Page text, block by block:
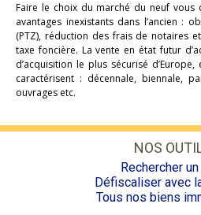
Faire le choix du marché du neuf vous
avantages inexistants dans l’ancien :
(PTZ), réduction des frais de notaires
taxe foncière. La vente en état futur
d’acquisition le plus sécurisé
caractérisent : décennale, biennale,
ouvrages etc.
NOS
Rechercher
Défiscaliser avec
Tous nos biens